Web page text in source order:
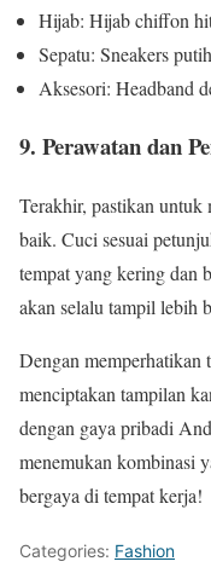
Hijab: Hijab chiffon
Sepatu: Sneakers putih
Aksesori: Headband
9. Perawatan dan
Terakhir, pastikan untuk
baik. Cuci sesuai
tempat yang kering dan
akan selalu tampil lebih
Dengan memperhatikan
menciptakan tampilan
dengan gaya pribadi
menemukan kombinasi
bergaya di tempat kerja!
Categories: Fashion